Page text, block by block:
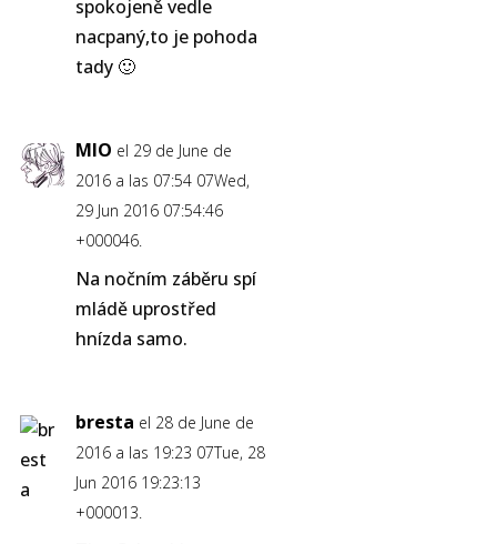
spokojeně vedle
nacpaný,to je pohoda
tady 🙂
MIO el 29 de June de
2016 a las 07:54 07Wed,
29 Jun 2016 07:54:46
+000046.
Na nočním záběru spí
mládě uprostřed
hnízda samo.
bresta el 28 de June de
2016 a las 19:23 07Tue, 28
Jun 2016 19:23:13
+000013.